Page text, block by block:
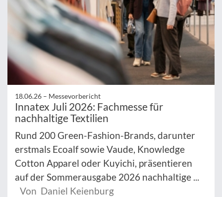
18.06.26 – Messevorbericht
Innatex Juli 2026: Fachmesse für
nachhaltige Textilien
Rund 200 Green-Fashion-Brands, darunter
erstmals Ecoalf sowie Vaude, Knowledge
Cotton Apparel oder Kuyichi, präsentieren
auf der Sommerausgabe 2026 nachhaltige ...
Von Daniel Keienburg